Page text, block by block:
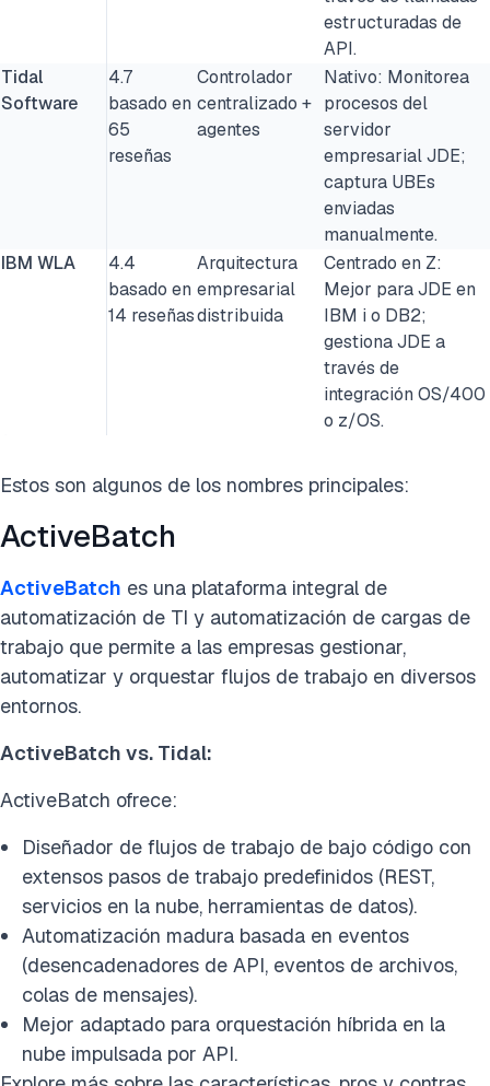
estructuradas de
API.
Tidal
Software
4.7
basado en
65
reseñas
Controlador
centralizado +
agentes
Nativo: Monitorea
procesos del
servidor
empresarial JDE;
captura UBEs
enviadas
manualmente.
IBM WLA
4.4
basado en
14 reseñas
Arquitectura
empresarial
distribuida
Centrado en Z:
Mejor para JDE en
IBM i o DB2;
gestiona JDE a
través de
integración OS/400
o z/OS.
Estos son algunos de los nombres principales:
ActiveBatch
ActiveBatch es una plataforma integral de
automatización de TI y automatización de cargas de
trabajo que permite a las empresas gestionar,
automatizar y orquestar flujos de trabajo en diversos
entornos.
ActiveBatch vs. Tidal:
ActiveBatch ofrece:
Diseñador de flujos de trabajo de bajo código con
extensos pasos de trabajo predefinidos (REST,
servicios en la nube, herramientas de datos).
Automatización madura basada en eventos
(desencadenadores de API, eventos de archivos,
colas de mensajes).
Mejor adaptado para orquestación híbrida en la
nube impulsada por API.